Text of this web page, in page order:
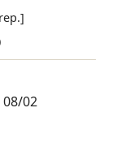
08/02